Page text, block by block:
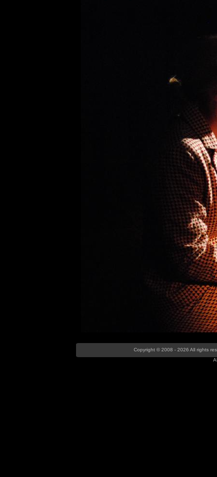
Copyright © 2008 - 2026 All rights